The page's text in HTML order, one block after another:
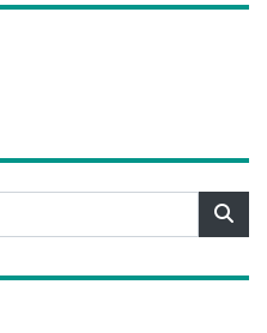
Threads
no WhatsApp
no LinkedIn